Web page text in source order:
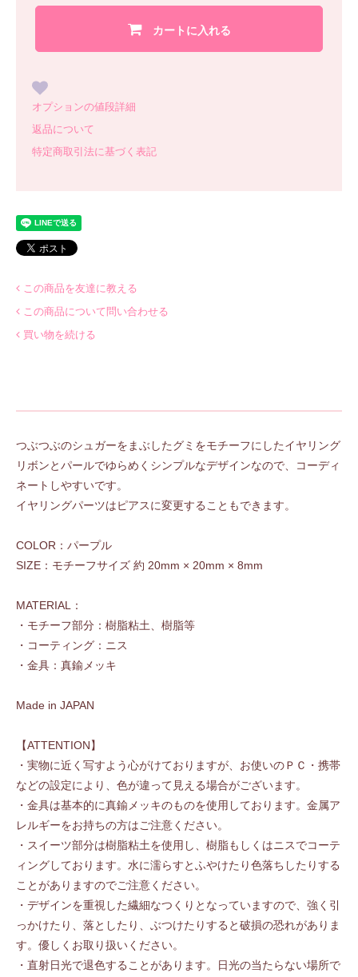
カートに入れる
オプションの値段詳細
返品について
特定商取引法に基づく表記
この商品を友達に教える
この商品について問い合わせる
買い物を続ける
つぶつぶのシュガーをまぶしたグミをモチーフにしたイヤリング
リボンとパールでゆらめくシンプルなデザインなので、コーディ
ネートしやすいです。
イヤリングパーツはピアスに変更することもできます。
COLOR：パープル
SIZE：モチーフサイズ 約 20mm × 20mm × 8mm
MATERIAL：
・モチーフ部分：樹脂粘土、樹脂等
・コーティング：ニス
・金具：真鍮メッキ
Made in JAPAN
【ATTENTION】
・実物に近く写すよう心がけておりますが、お使いのＰＣ・携帯
などの設定により、色が違って見える場合がございます。
・金具は基本的に真鍮メッキのものを使用しております。金属ア
レルギーをお持ちの方はご注意ください。
・スイーツ部分は樹脂粘土を使用し、樹脂もしくはニスでコーテ
ィングしております。水に濡らすとふやけたり色落ちしたりする
ことがありますのでご注意ください。
・デザインを重視した繊細なつくりとなっていますので、強く引
っかけたり、落としたり、ぶつけたりすると破損の恐れがありま
す。優しくお取り扱いください。
・直射日光で退色することがあります。日光の当たらない場所で